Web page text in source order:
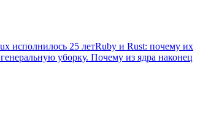
исполнилось 25 летRuby и Rust: почему их
уборку. Почему из ядра наконец